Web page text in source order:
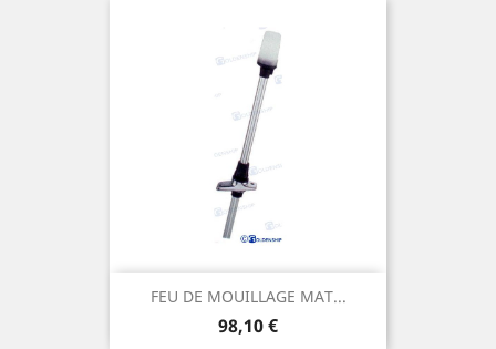
FEU DE MOUILLAGE MAT...
Prix
98,10 €